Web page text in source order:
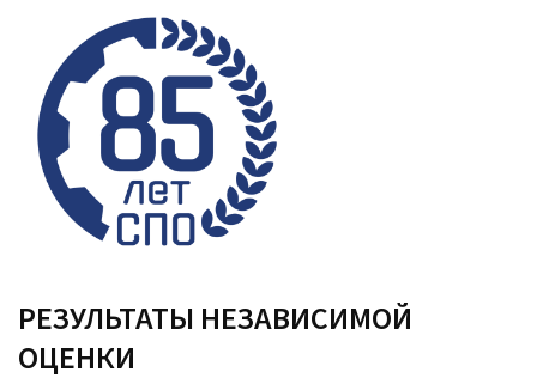
РЕЗУЛЬТАТЫ НЕЗАВИСИМОЙ
ОЦЕНКИ